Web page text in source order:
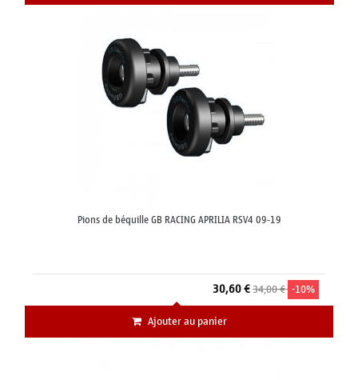
Pions de béquille GB RACING APRILIA RSV4 09-19
30,60 €34,00 € -10%
Ajouter au panier